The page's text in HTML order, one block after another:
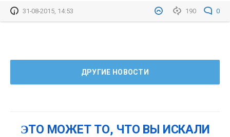
190 0
31-08-2015, 14:53
ДРУГИЕ НОВОСТИ
ЭТО МОЖЕТ ТО, ЧТО ВЫ ИСКАЛИ